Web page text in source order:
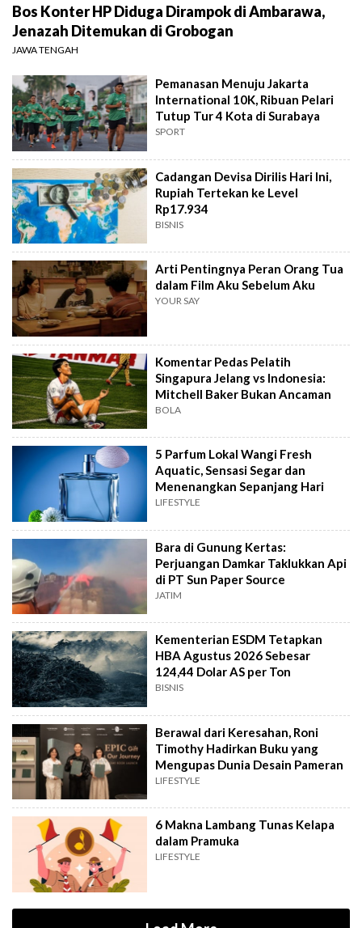
Bos Konter HP Diduga Dirampok di Ambarawa,
Jenazah Ditemukan di Grobogan
JAWA TENGAH
Pemanasan Menuju Jakarta
International 10K, Ribuan Pelari
Tutup Tur 4 Kota di Surabaya
SPORT
Cadangan Devisa Dirilis Hari Ini,
Rupiah Tertekan ke Level
Rp17.934
BISNIS
Arti Pentingnya Peran Orang Tua
dalam Film Aku Sebelum Aku
YOUR SAY
Komentar Pedas Pelatih
Singapura Jelang vs Indonesia:
Mitchell Baker Bukan Ancaman
BOLA
5 Parfum Lokal Wangi Fresh
Aquatic, Sensasi Segar dan
Menenangkan Sepanjang Hari
LIFESTYLE
Bara di Gunung Kertas:
Perjuangan Damkar Taklukkan Api
di PT Sun Paper Source
JATIM
Kementerian ESDM Tetapkan
HBA Agustus 2026 Sebesar
124,44 Dolar AS per Ton
BISNIS
Berawal dari Keresahan, Roni
Timothy Hadirkan Buku yang
Mengupas Dunia Desain Pameran
LIFESTYLE
6 Makna Lambang Tunas Kelapa
dalam Pramuka
LIFESTYLE